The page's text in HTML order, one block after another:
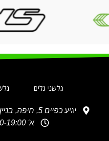
גלשני גלים
יגיע כפיים 5, חיפה, בניין מספר 2, waze: גלשני מג'יק
א' 10:30-19:00, ב'-ג': 10:30-18:00, ד'-ה': 10:30-19:00 ו': 10:00-15:00 שבת: 10:00- 16:00